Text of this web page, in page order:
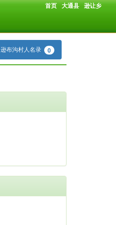
首页 大通县 逊让乡
逊布沟村人名录 0